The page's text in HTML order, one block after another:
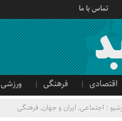
تماس با ما
اقتصادی فرهنگی ورزشی
دولتی
: اجتماعی,ایران و جهان,فرهنگی